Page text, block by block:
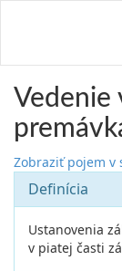
Vedenie
Zobraziť pojem v
Definícia
Ustanovenia
v piatej časti